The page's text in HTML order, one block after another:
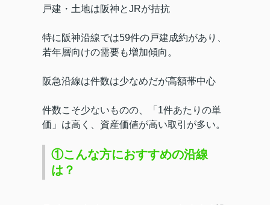
戸建・土地は阪神とJRが拮抗
特に阪神沿線では59件の戸建成約があり、
若年層向けの需要も増加傾向。
阪急沿線は件数は少なめだが高額帯中心
件数こそ少ないものの、「1件あたりの単
価」は高く、資産価値が高い取引が多い。
①こんな方におすすめの沿線
は？